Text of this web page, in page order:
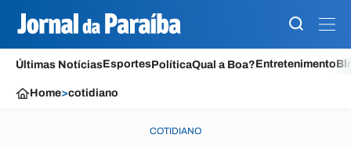
Últimas NotíciasEsportesPolíticaQual a Boa?Entretenimento
Home>cotidiano
COTIDIANO